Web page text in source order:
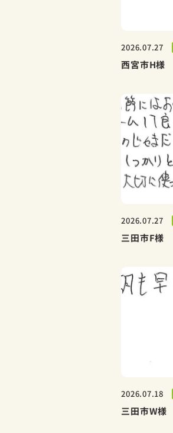
2026.07.27
西宮市H様
2026.07.27
三田市F様
2026.07.18
三田市W様